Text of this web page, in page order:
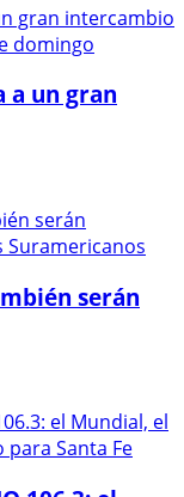
a un gran
serán